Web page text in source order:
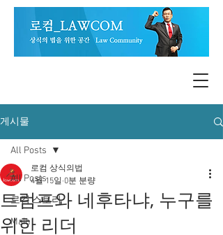
게시물
All Posts
로컴 스토리
Main
All Posts
트럼프와 네후타냐, 누구를
위한 리더
로컴 상식의법
4월 15일 0분 분량